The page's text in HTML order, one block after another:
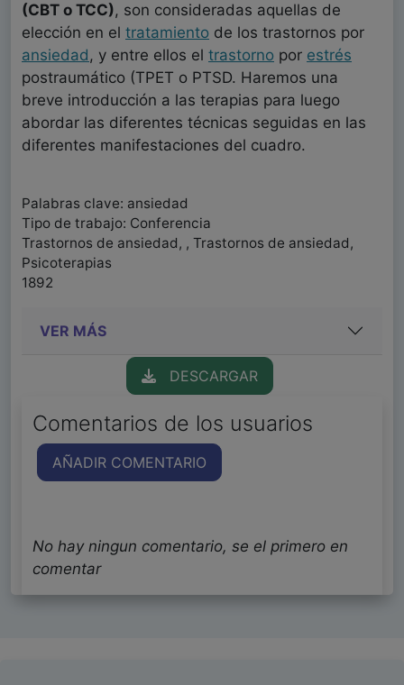
(CBT o TCC), son consideradas aquellas de
elección en el tratamiento de los trastornos por
ansiedad, y entre ellos el trastorno por estrés
postraumático (TPET o PTSD. Haremos una
breve introducción a las terapias para luego
abordar las diferentes técnicas seguidas en las
diferentes manifestaciones del cuadro.
Palabras clave: ansiedad
Tipo de trabajo: Conferencia
Trastornos de ansiedad, , Trastornos de ansiedad,
Psicoterapias
1892
VER MÁS
DESCARGAR
Comentarios de los usuarios
AÑADIR COMENTARIO
No hay ningun comentario, se el primero en
comentar